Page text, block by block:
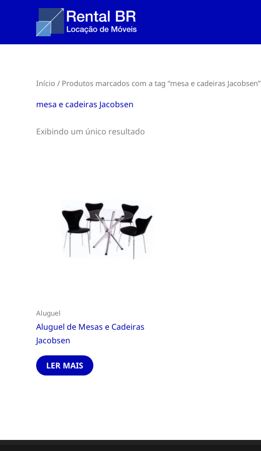
conteúdo
Início / Produtos marcados com a tag “mesa e cadeiras Jacobsen”
mesa e cadeiras Jacobsen
Exibindo um único resultado
Aluguel
Aluguel de Mesas e Cadeiras
Jacobsen
LER MAIS